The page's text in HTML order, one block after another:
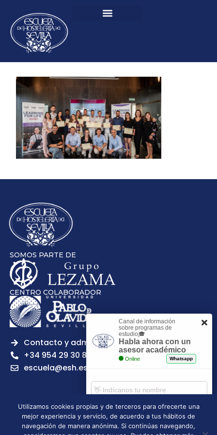
SOMOS PARTE DE
CENTRO COLABORADOR
Contacto y admisiones
+34 954 29 30 81
escuela@esh.es
Aviso legal Política de Privacidad
Política de Cookies
Utilizamos cookies propias y de terceros para ofrecerte una
mejor experiencia y servicio, de acuerdo a tus hábitos de
navegación de manera anónima. Si continúas navegando,
Canal de información
sobre programas de
estudio🎓
Habla ahora con un
asesor académico
Online Whatsapp
Comenzar chat